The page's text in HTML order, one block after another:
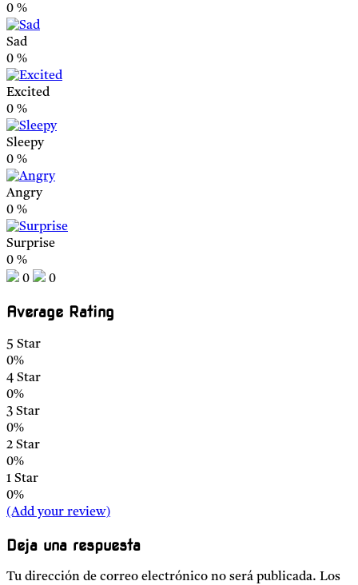
0 %
Sad
0 %
Excited
0 %
Sleepy
0 %
Angry
0 %
Surprise
0 %
0
0
Average Rating
5 Star
0%
4 Star
0%
3 Star
0%
2 Star
0%
1 Star
0%
(Add your review)
Deja una respuesta
Tu dirección de correo electrónico no será publicada. Los